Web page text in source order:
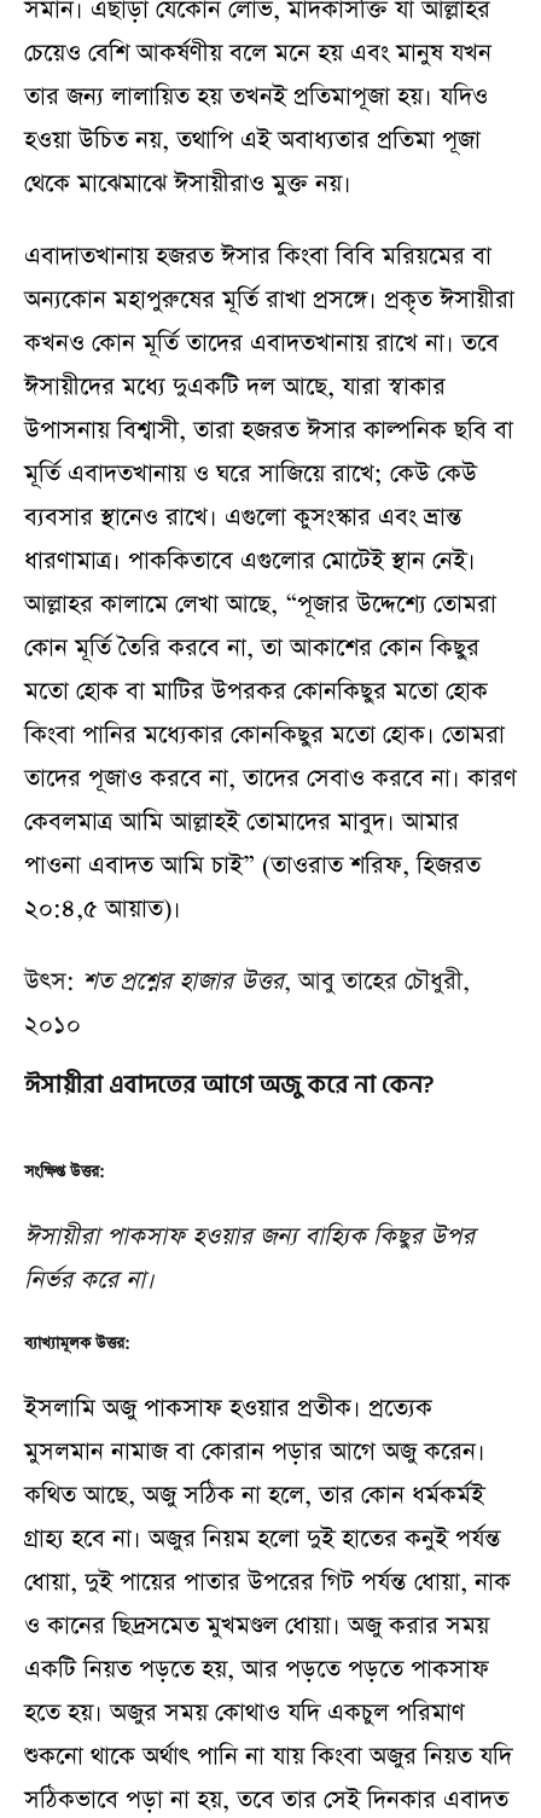
সমান। এছাড়া যেকোন লোভ, মাদকাসক্তি যা আল্লাহর
চেয়েও বেশি আকর্ষণীয় বলে মনে হয় এবং মানুষ যখন
তার জন্য লালায়িত হয় তখনই প্রতিমাপূজা হয়। যদিও
হওয়া উচিত নয়, তথাপি এই অবাধ্যতার প্রতিমা পূজা
থেকে মাঝেমাঝে ঈসায়ীরাও মুক্ত নয়।
এবাদাতখানায় হজরত ঈসার কিংবা বিবি মরিয়মের বা
অন্যকোন মহাপুরুষের মূর্তি রাখা প্রসঙ্গে। প্রকৃত ঈসায়ীরা
কখনও কোন মূর্তি তাদের এবাদতখানায় রাখে না। তবে
ঈসায়ীদের মধ্যে দুএকটি দল আছে, যারা স্বাকার
উপাসনায় বিশ্বাসী, তারা হজরত ঈসার কাল্পনিক ছবি বা
মূর্তি এবাদতখানায় ও ঘরে সাজিয়ে রাখে; কেউ কেউ
ব্যবসার স্থানেও রাখে। এগুলো কুসংস্কার এবং ভ্রান্ত
ধারণামাত্র। পাককিতাবে এগুলোর মোটেই স্থান নেই।
আল্লাহর কালামে লেখা আছে, “পূজার উদ্দেশ্যে তোমরা
কোন মূর্তি তৈরি করবে না, তা আকাশের কোন কিছুর
মতো হোক বা মাটির উপরকর কোনকিছুর মতো হোক
কিংবা পানির মধ্যেকার কোনকিছুর মতো হোক। তোমরা
তাদের পূজাও করবে না, তাদের সেবাও করবে না। কারণ
কেবলমাত্র আমি আল্লাহই তোমাদের মাবুদ। আমার
পাওনা এবাদত আমি চাই” (তাওরাত শরিফ, হিজরত
২০:৪,৫ আয়াত)।
উৎস: শত প্রশ্নের হাজার উত্তর, আবু তাহের চৌধুরী,
২০১০
ঈসায়ীরা এবাদতের আগে অজু করে না কেন?
সংক্ষিপ্ত উত্তর:
ঈসায়ীরা পাকসাফ হওয়ার জন্য বাহ্যিক কিছুর উপর
নির্ভর করে না।
ব্যাখ্যামূলক উত্তর:
ইসলামি অজু পাকসাফ হওয়ার প্রতীক। প্রত্যেক
মুসলমান নামাজ বা কোরান পড়ার আগে অজু করেন।
কথিত আছে, অজু সঠিক না হলে, তার কোন ধর্মকর্মই
গ্রাহ্য হবে না। অজুর নিয়ম হলো দুই হাতের কনুই পর্যন্ত
ধোয়া, দুই পায়ের পাতার উপরের গিট পর্যন্ত ধোয়া, নাক
ও কানের ছিদ্রসমেত মুখমণ্ডল ধোয়া। অজু করার সময়
একটি নিয়ত পড়তে হয়, আর পড়তে পড়তে পাকসাফ
হতে হয়। অজুর সময় কোথাও যদি একচুল পরিমাণ
শুকনো থাকে অর্থাৎ পানি না যায় কিংবা অজুর নিয়ত যদি
সঠিকভাবে পড়া না হয়, তবে তার সেই দিনকার এবাদত